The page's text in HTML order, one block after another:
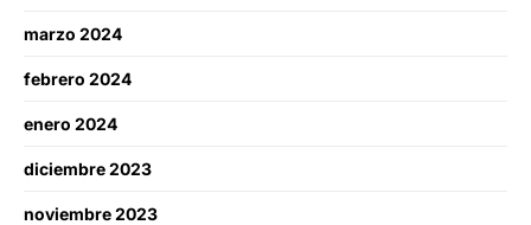
marzo 2024
febrero 2024
enero 2024
diciembre 2023
noviembre 2023